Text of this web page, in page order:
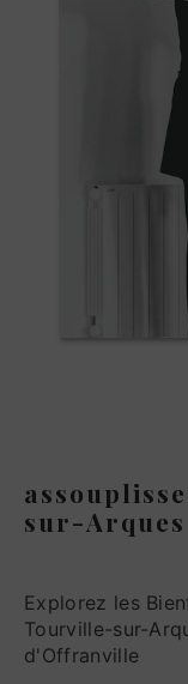
sur-Arques
Explorez les
Tourville-sur-
d'Offranville